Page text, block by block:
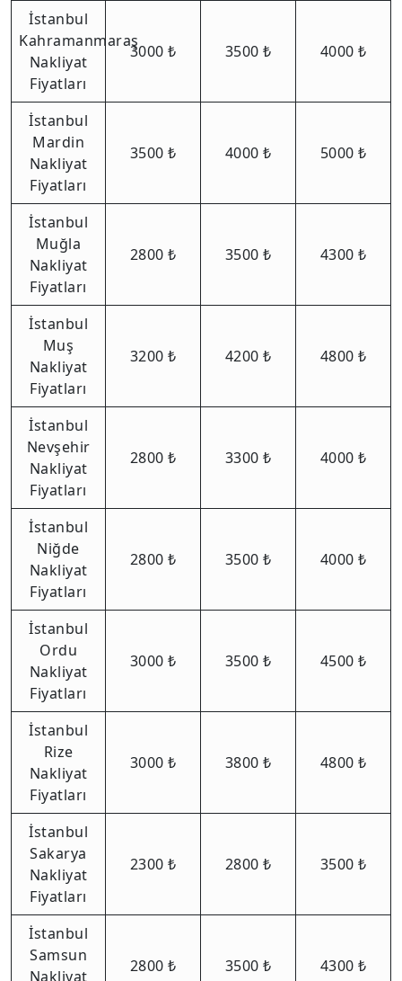
İstanbul
Kahramanmaraş
Nakliyat
Fiyatları
3000 ₺ 3500 ₺ 4000 ₺
İstanbul
Mardin
Nakliyat
Fiyatları
3500 ₺ 4000 ₺ 5000 ₺
İstanbul
Muğla
Nakliyat
Fiyatları
2800 ₺ 3500 ₺ 4300 ₺
İstanbul
Muş
Nakliyat
Fiyatları
3200 ₺ 4200 ₺ 4800 ₺
İstanbul
Nevşehir
Nakliyat
Fiyatları
2800 ₺ 3300 ₺ 4000 ₺
İstanbul
Niğde
Nakliyat
Fiyatları
2800 ₺ 3500 ₺ 4000 ₺
İstanbul
Ordu
Nakliyat
Fiyatları
3000 ₺ 3500 ₺ 4500 ₺
İstanbul
Rize
Nakliyat
Fiyatları
3000 ₺ 3800 ₺ 4800 ₺
İstanbul
Sakarya
Nakliyat
Fiyatları
2300 ₺ 2800 ₺ 3500 ₺
İstanbul
Samsun
Nakliyat
2800 ₺ 3500 ₺ 4300 ₺